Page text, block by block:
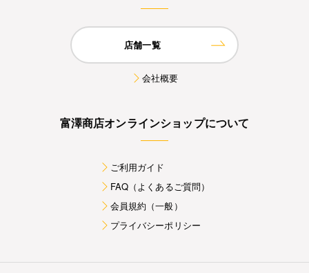
店舗一覧
会社概要
富澤商店オンラインショップについて
ご利用ガイド
FAQ（よくあるご質問）
会員規約（一般）
プライバシーポリシー